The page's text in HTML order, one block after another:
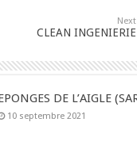
Next
CLEAN INGENIERIE
DE L’AIGLE
10 septembre 2021